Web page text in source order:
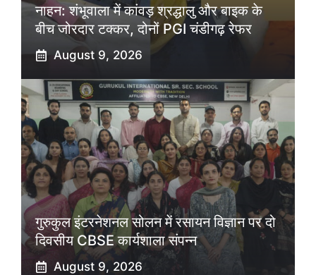
नाहन: शंभूवाला में कांवड़ श्रद्धालु और बाइक के
बीच जोरदार टक्कर, दोनों PGI चंडीगढ़ रेफर
August 9, 2026
गुरुकुल इंटरनेशनल सोलन में रसायन विज्ञान पर दो
दिवसीय CBSE कार्यशाला संपन्न
August 9, 2026